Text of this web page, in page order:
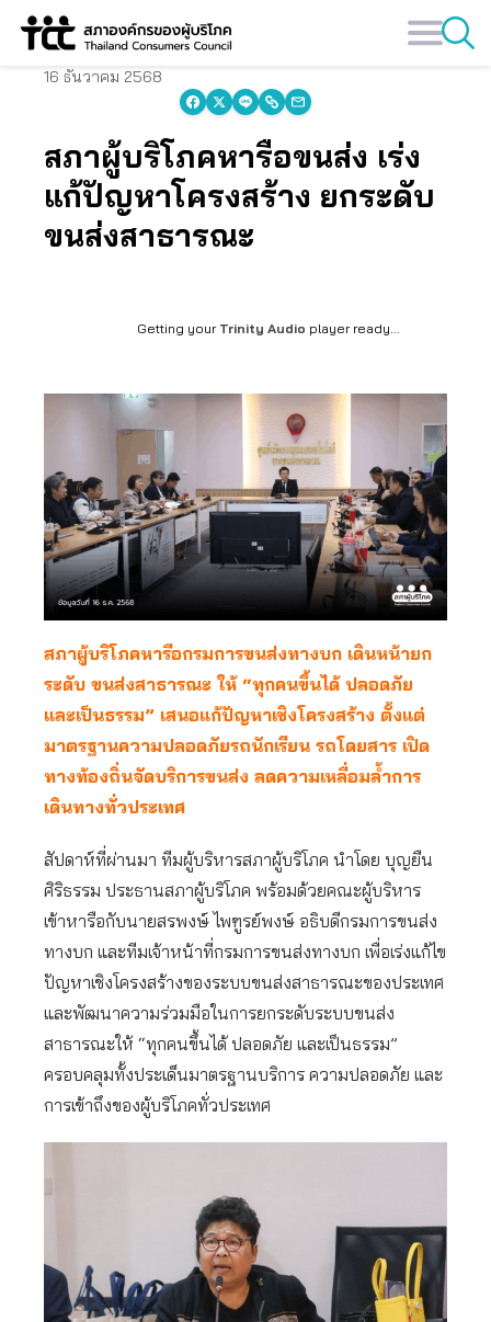
Skip
16 ธันวาคม 2568
สภาผู้บริโภคหารือขนส่ง เร่ง
แก้ปัญหาโครงสร้าง ยกระดับ
ขนส่งสาธารณะ
Getting your Trinity Audio player ready...
สภาผู้บริโภคหารือกรมการขนส่งทางบก เดินหน้ายก
ระดับ ขนส่งสาธารณะ ให้ “ทุกคนขึ้นได้ ปลอดภัย
และเป็นธรรม” เสนอแก้ปัญหาเชิงโครงสร้าง ตั้งแต่
มาตรฐานความปลอดภัยรถนักเรียน รถโดยสาร เปิด
ทางท้องถิ่นจัดบริการขนส่ง ลดความเหลื่อมล้ำการ
เดินทางทั่วประเทศ
สัปดาห์ที่ผ่านมา ทีมผู้บริหารสภาผู้บริโภค นำโดย บุญยืน
ศิริธรรม ประธานสภาผู้บริโภค พร้อมด้วยคณะผู้บริหาร
เข้าหารือกับนายสรพงษ์ ไพฑูรย์พงษ์ อธิบดีกรมการขนส่ง
ทางบก และทีมเจ้าหน้าที่กรมการขนส่งทางบก เพื่อเร่งแก้ไข
ปัญหาเชิงโครงสร้างของระบบขนส่งสาธารณะของประเทศ
และพัฒนาความร่วมมือในการยกระดับระบบขนส่ง
สาธารณะให้ “ทุกคนขึ้นได้ ปลอดภัย และเป็นธรรม”
ครอบคลุมทั้งประเด็นมาตรฐานบริการ ความปลอดภัย และ
การเข้าถึงของผู้บริโภคทั่วประเทศ